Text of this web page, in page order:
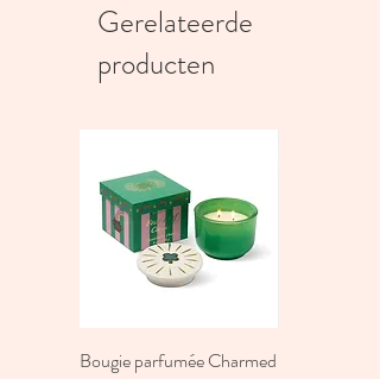
Gerelateerde
producten
Bougie parfumée Charmed